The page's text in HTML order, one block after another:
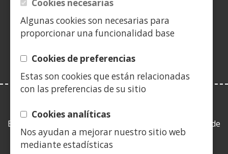
Cookies necesarias
Algunas cookies son necesarias para
proporcionar una funcionalidad base
Cookies de preferencias
Estas son cookies que están relacionadas
con las preferencias de su sitio
Cookies analíticas
Nos ayudan a mejorar nuestro sitio web
mediante estadísticas
nueva
ventana)
nueva
ventana)
nueva
ventana)
en
nueva
ventana)
ventana)ventana)
Esta web se ajusta a lo establecido en la Ley 19/2013, de
9 de diciembre, de transparencia, acceso a la
información pública y buen gobierno.